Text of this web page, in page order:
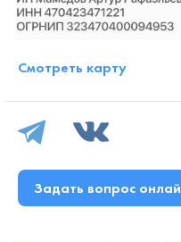
Смотреть карту
Задать вопрос